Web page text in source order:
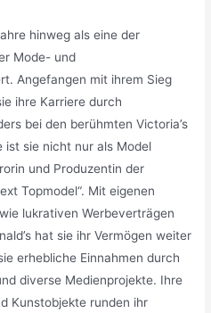
hinweg als eine der
Mode- und
Angefangen mit ihrem Sieg
ihre Karriere durch
bei den berühmten Victoria’s
ist sie nicht nur als Model
und Produzentin der
Topmodel“. Mit eigenen
lukrativen Werbeverträgen
hat sie ihr Vermögen weiter
erhebliche Einnahmen durch
diverse Medienprojekte. Ihre
Kunstobjekte runden ihr